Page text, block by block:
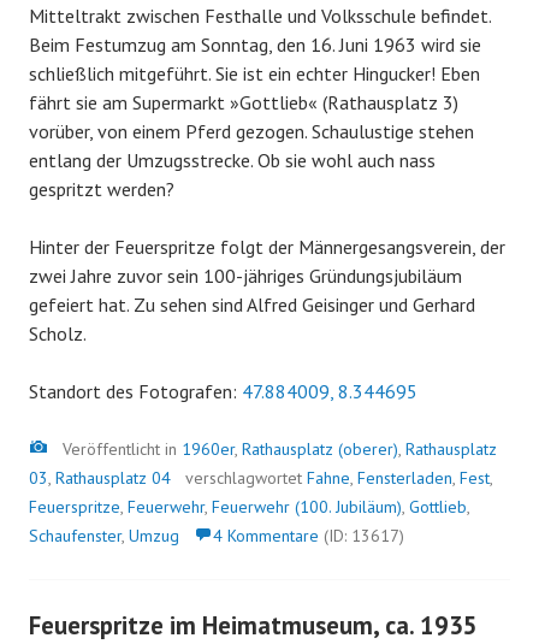
Mitteltrakt zwischen Festhalle und Volksschule befindet.
Beim Festumzug am Sonntag, den 16. Juni 1963 wird sie
schließlich mitgeführt. Sie ist ein echter Hingucker! Eben
fährt sie am Supermarkt »Gottlieb« (Rathausplatz 3)
vorüber, von einem Pferd gezogen. Schaulustige stehen
entlang der Umzugsstrecke. Ob sie wohl auch nass
gespritzt werden?
Hinter der Feuerspritze folgt der Männergesangsverein, der
zwei Jahre zuvor sein 100-jähriges Gründungsjubiläum
gefeiert hat. Zu sehen sind Alfred Geisinger und Gerhard
Scholz.
Standort des Fotografen: 47.884009, 8.344695
Bild
Veröffentlicht in 1960er, Rathausplatz (oberer), Rathausplatz
03, Rathausplatz 04 verschlagwortet Fahne, Fensterladen, Fest,
Feuerspritze, Feuerwehr, Feuerwehr (100. Jubiläum), Gottlieb,
Schaufenster, Umzug 4 Kommentare (ID: 13617)
Feuerspritze im Heimatmuseum, ca. 1935